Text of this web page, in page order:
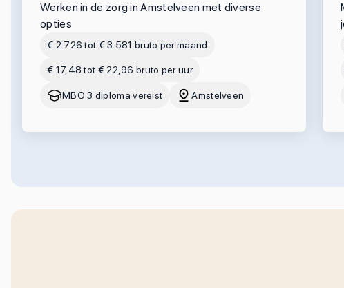
Werken in de zorg in Amstelveen met diverse
opties
€ 2.726 tot € 3.581 bruto per maand
€ 17,48 tot € 22,96 bruto per uur
MBO 3 diploma vereist Amstelveen